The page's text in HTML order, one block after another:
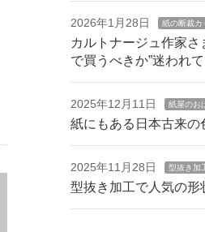
2026年1月28日 紙の断裁カ
カルトナージュ作家さ
で買うべきか”迷われ
2025年12月11日 紙屋のお
紙にもある日本古来の
2025年11月28日 型抜き加
型抜き加工で人気の形